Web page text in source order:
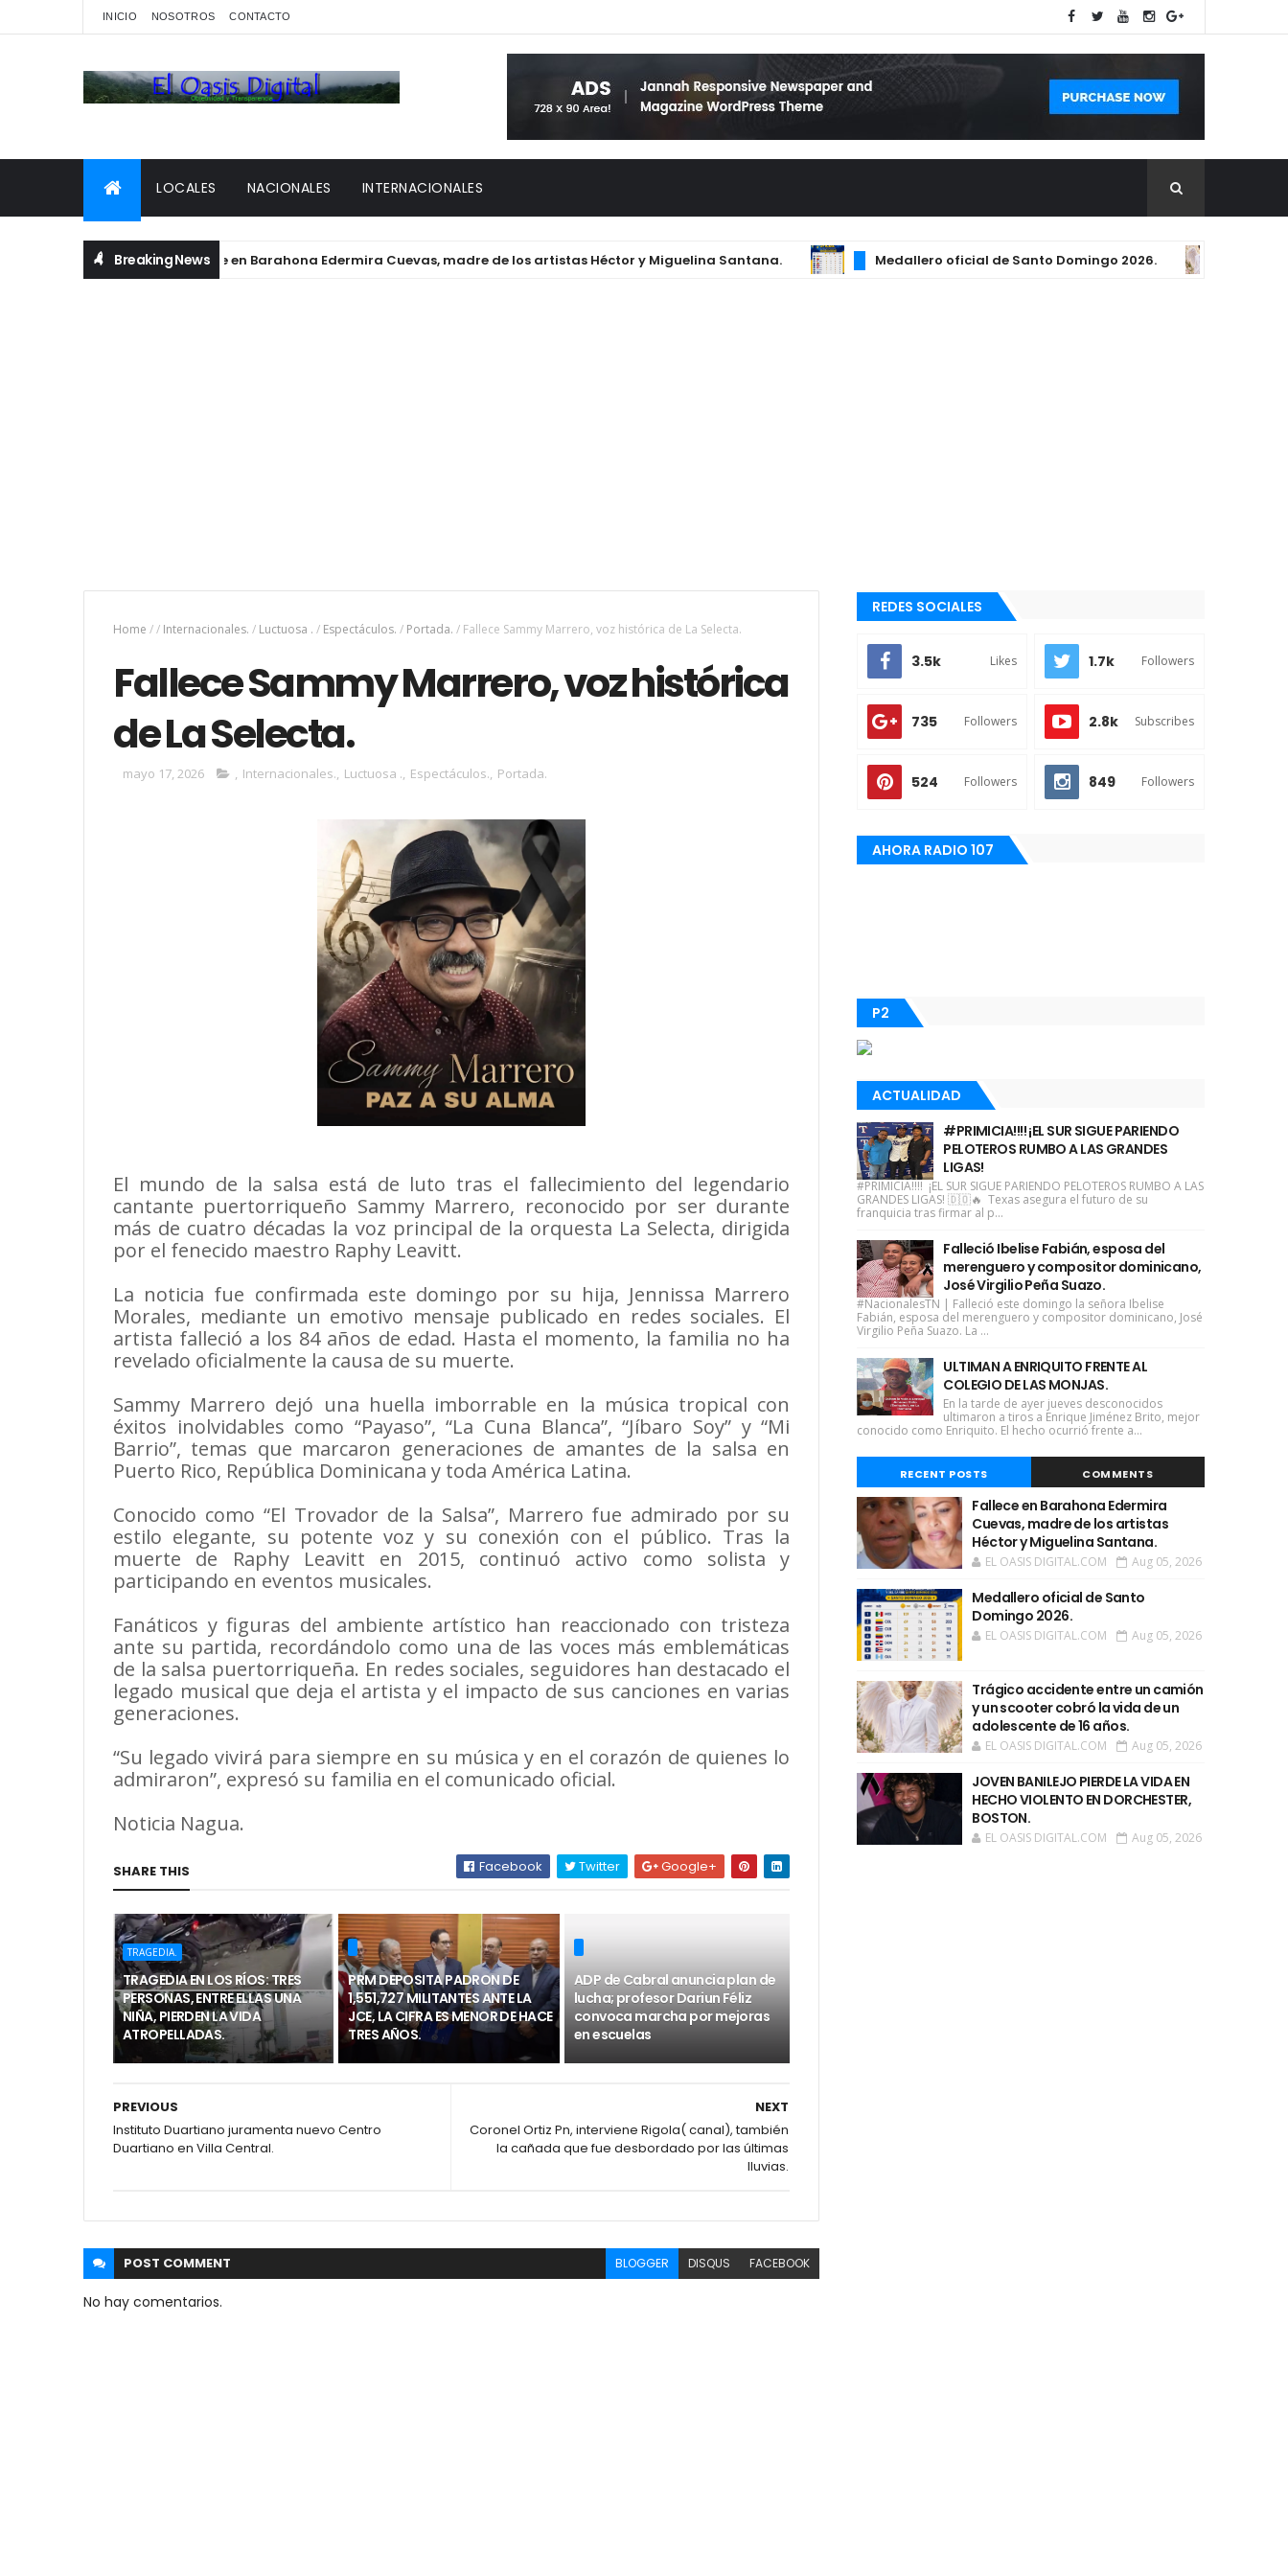
INICIO NOSOTROS CONTACTO
LOCALES NACIONALES INTERNACIONALES
Breaking News
Fallece en Barahona Edermira Cuevas, madre de los artistas Héctor y Miguelina Santana. Medallero oficial de Santo Domingo 2026.
Home // Internacionales. / Luctuosa . / Espectáculos. / Portada. / Fallece Sammy Marrero, voz histórica de La Selecta.
Fallece Sammy Marrero, voz histórica
de La Selecta.
mayo 17, 2026 , Internacionales., Luctuosa ., Espectáculos., Portada.
El mundo de la salsa está de luto tras el fallecimiento del legendario
cantante puertorriqueño Sammy Marrero, reconocido por ser durante
más de cuatro décadas la voz principal de la orquesta La Selecta, dirigida
por el fenecido maestro Raphy Leavitt.
La noticia fue confirmada este domingo por su hija, Jennissa Marrero
Morales, mediante un emotivo mensaje publicado en redes sociales. El
artista falleció a los 84 años de edad. Hasta el momento, la familia no ha
revelado oficialmente la causa de su muerte.
Sammy Marrero dejó una huella imborrable en la música tropical con
éxitos inolvidables como “Payaso”, “La Cuna Blanca”, “Jíbaro Soy” y “Mi
Barrio”, temas que marcaron generaciones de amantes de la salsa en
Puerto Rico, República Dominicana y toda América Latina.
Conocido como “El Trovador de la Salsa”, Marrero fue admirado por su
estilo elegante, su potente voz y su conexión con el público. Tras la
muerte de Raphy Leavitt en 2015, continuó activo como solista y
participando en eventos musicales.
Fanáticos y figuras del ambiente artístico han reaccionado con tristeza
ante su partida, recordándolo como una de las voces más emblemáticas
de la salsa puertorriqueña. En redes sociales, seguidores han destacado el
legado musical que deja el artista y el impacto de sus canciones en varias
generaciones.
“Su legado vivirá para siempre en su música y en el corazón de quienes lo
admiraron”, expresó su familia en el comunicado oficial.
Noticia Nagua.
SHARE THIS Facebook Twitter Google+
TRAGEDIA.
TRAGEDIA EN LOS RÍOS: TRES
PERSONAS, ENTRE ELLAS UNA
NIÑA, PIERDEN LA VIDA
ATROPELLADAS.
PRM DEPOSITA PADRON DE
1,551,727 MILITANTES ANTE LA
JCE, LA CIFRA ES MENOR DE HACE
TRES AÑOS.
ADP de Cabral anuncia plan de
lucha; profesor Dariun Féliz
convoca marcha por mejoras
en escuelas
NEXT
Coronel Ortiz Pn, interviene Rigola( canal), también
la cañada que fue desbordado por las últimas
lluvias.
PREVIOUS
Instituto Duartiano juramenta nuevo Centro
Duartiano en Villa Central.
POST COMMENT BLOGGER DISQUS FACEBOOK
No hay comentarios.
REDES SOCIALES
3.5k Likes 1.7k Followers
735 Followers 2.8k Subscribes
524 Followers 849 Followers
AHORA RADIO 107
P2
ACTUALIDAD
#PRIMICIA!!!! ¡EL SUR SIGUE PARIENDO
PELOTEROS RUMBO A LAS GRANDES
LIGAS!
#PRIMICIA!!!! ¡EL SUR SIGUE PARIENDO PELOTEROS RUMBO A LAS
GRANDES LIGAS! 🇩🇴🔥 Texas asegura el futuro de su
franquicia tras firmar al p...
Falleció Ibelise Fabián, esposa del
merenguero y compositor dominicano,
José Virgilio Peña Suazo.
#NacionalesTN | Falleció este domingo la señora Ibelise
Fabián, esposa del merenguero y compositor dominicano, José
Virgilio Peña Suazo. La ...
ULTIMAN A ENRIQUITO FRENTE AL
COLEGIO DE LAS MONJAS.
En la tarde de ayer jueves desconocidos
ultimaron a tiros a Enrique Jiménez Brito, mejor
conocido como Enriquito. El hecho ocurrió frente a...
RECENT POSTS COMMENTS
Fallece en Barahona Edermira
Cuevas, madre de los artistas
Héctor y Miguelina Santana.
EL OASIS DIGITAL.COM Aug 05, 2026
Medallero oficial de Santo
Domingo 2026.
EL OASIS DIGITAL.COM Aug 05, 2026
Trágico accidente entre un camión
y un scooter cobró la vida de un
adolescente de 16 años.
EL OASIS DIGITAL.COM Aug 05, 2026
JOVEN BANILEJO PIERDE LA VIDA EN
HECHO VIOLENTO EN DORCHESTER,
BOSTON.
EL OASIS DIGITAL.COM Aug 05, 2026